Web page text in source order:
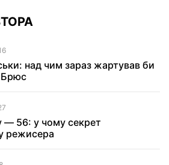
над чим зараз жартував би
Брюс
— 56: у чому секрет
режисера